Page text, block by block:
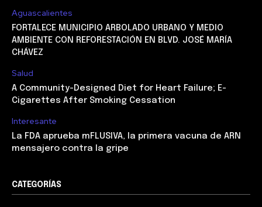
Aguascalientes
FORTALECE MUNICIPIO ARBOLADO URBANO Y MEDIO
AMBIENTE CON REFORESTACIÓN EN BLVD. JOSÉ MARÍA
CHÁVEZ
Salud
A Community-Designed Diet for Heart Failure; E-
Cigarettes After Smoking Cessation
Interesante
La FDA aprueba mFLUSIVA, la primera vacuna de ARN
mensajero contra la gripe
CATEGORÍAS